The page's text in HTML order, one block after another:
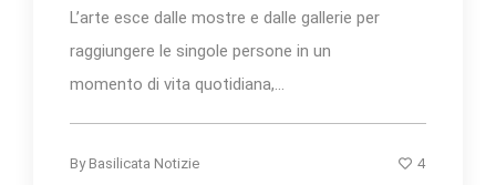
L’arte esce dalle mostre e dalle gallerie per
raggiungere le singole persone in un
momento di vita quotidiana,...
By Basilicata Notizie 4